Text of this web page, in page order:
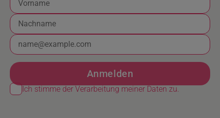
Anmelden
Ich stimme der Verarbeitung meiner Daten zu.